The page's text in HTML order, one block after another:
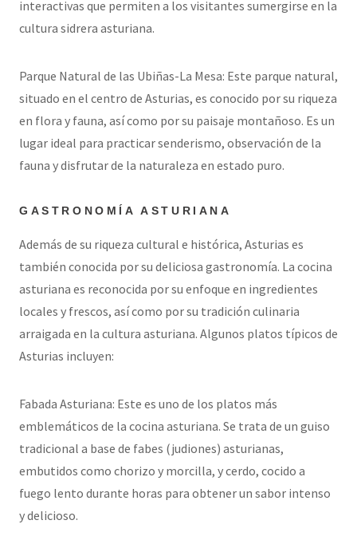
interactivas que permiten a los visitantes sumergirse en la
cultura sidrera asturiana.
Parque Natural de las Ubiñas-La Mesa: Este parque natural,
situado en el centro de Asturias, es conocido por su riqueza
en flora y fauna, así como por su paisaje montañoso. Es un
lugar ideal para practicar senderismo, observación de la
fauna y disfrutar de la naturaleza en estado puro.
GASTRONOMÍA ASTURIANA
Además de su riqueza cultural e histórica, Asturias es
también conocida por su deliciosa gastronomía. La cocina
asturiana es reconocida por su enfoque en ingredientes
locales y frescos, así como por su tradición culinaria
arraigada en la cultura asturiana. Algunos platos típicos de
Asturias incluyen:
Fabada Asturiana: Este es uno de los platos más
emblemáticos de la cocina asturiana. Se trata de un guiso
tradicional a base de fabes (judiones) asturianas,
embutidos como chorizo y morcilla, y cerdo, cocido a
fuego lento durante horas para obtener un sabor intenso
y delicioso.